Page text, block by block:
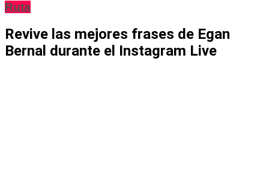
Ruta
Revive las mejores frases de Egan
Bernal durante el Instagram Live